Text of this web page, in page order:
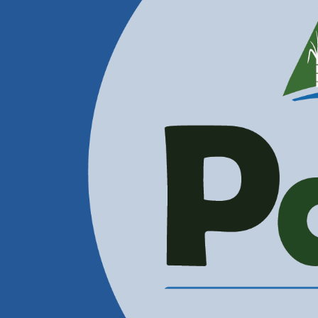
Correos Electrónicos